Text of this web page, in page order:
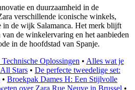
en duurzaamheid in de
verschillende iconische winkels,
in de wijk Salamanca. Het merk blijft
de winkelervaring en het aanbieden
in de hoofdstad van Spanje.
Oplossingen • Alles wat je
Stars • De perfecte tweedelige set:
• Broekpak Dames H: Een Stijlvolle
over Zara Rue Neuve in Brussel •